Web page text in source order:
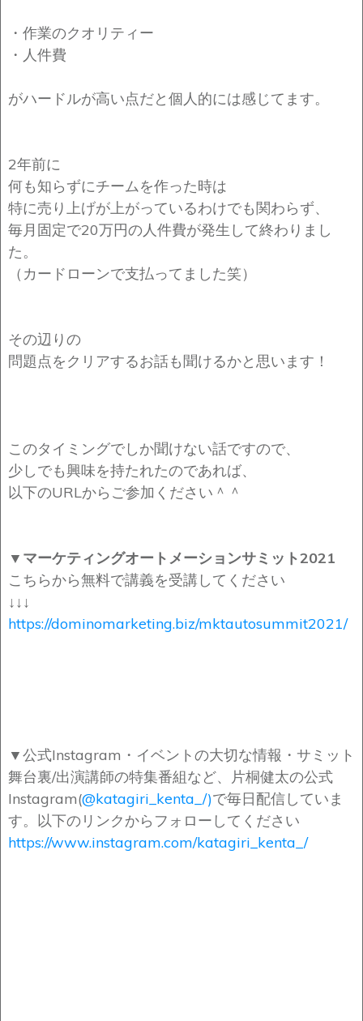
・作業のクオリティー
・人件費
がハードルが高い点だと個人的には感じてます。
2年前に
何も知らずにチームを作った時は
特に売り上げが上がっているわけでも関わらず、
毎月固定で20万円の人件費が発生して終わりまし
た。
（カードローンで支払ってました笑）
その辺りの
問題点をクリアするお話も聞けるかと思います！
このタイミングでしか聞けない話ですので、
少しでも興味を持たれたのであれば、
以下のURLからご参加ください＾＾
▼マーケティングオートメーションサミット2021
こちらから無料で講義を受講してください
↓↓↓
https://dominomarketing.biz/mktautosummit2021/
▼公式Instagram・イベントの大切な情報・サミット
舞台裏/出演講師の特集番組など、片桐健太の公式
Instagram(@katagiri_kenta_/)で毎日配信していま
す。以下のリンクからフォローしてください
https://www.instagram.com/katagiri_kenta_/